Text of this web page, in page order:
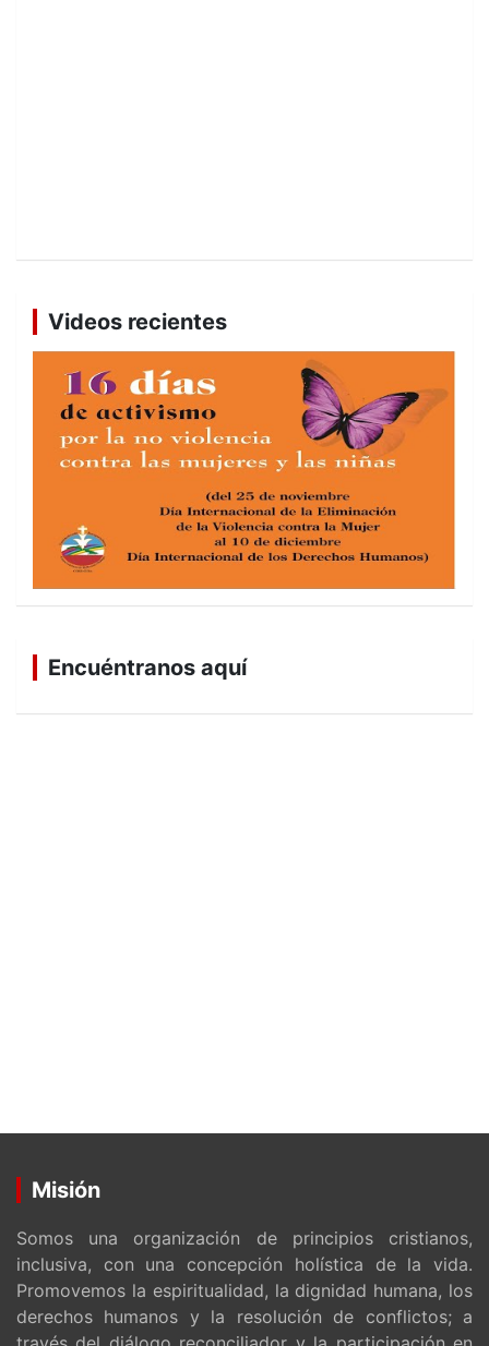
Videos recientes
Encuéntranos aquí
Misión
Somos una organización de principios cristianos,
inclusiva, con una concepción holística de la vida.
Promovemos la espiritualidad, la dignidad humana, los
derechos humanos y la resolución de conflictos; a